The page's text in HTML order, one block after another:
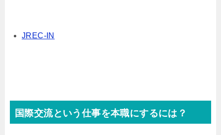
JREC-IN
国際交流という仕事を本職にするには？